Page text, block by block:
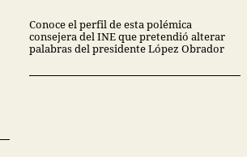
Conoce el perfil de esta polémica
consejera del INE que pretendió alterar
palabras del presidente López Obrador